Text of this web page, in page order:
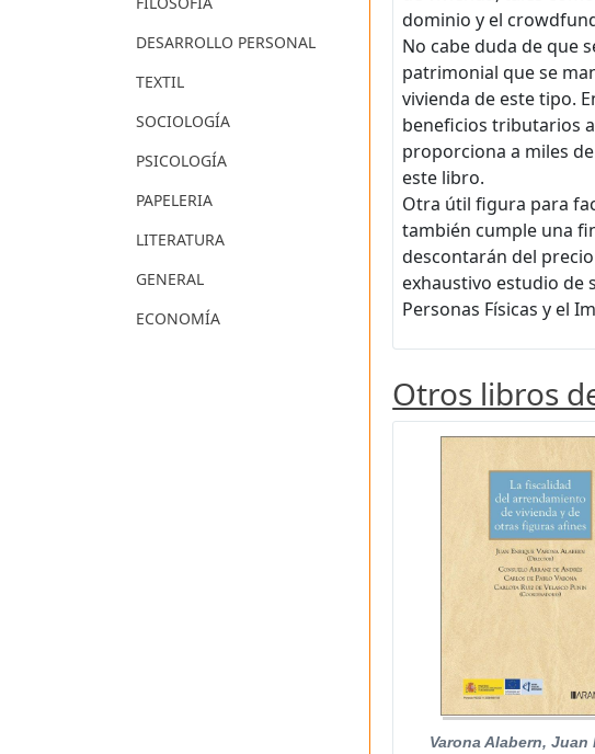
DESARROLLO PERSONAL
TEXTIL
SOCIOLOGÍA
PSICOLOGÍA
PAPELERIA
LITERATURA
GENERAL
ECONOMÍA
dominio y el
No cabe duda de que
patrimonial que se
vivienda de este tipo.
beneficios tributarios
proporciona a miles
este libro.
Otra útil figura para
también cumple una
descontarán del
exhaustivo estudio de
Personas Físicas y el
Otros libros
Varona Alabern, Juan